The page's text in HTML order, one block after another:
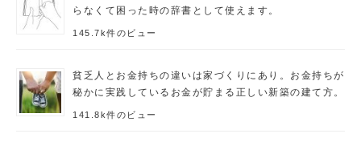
らなくて困った時の辞書として使えます。
145.7k件のビュー
貧乏人とお金持ちの違いは家づくりにあり。お金持ちが
秘かに実践しているお金が貯まる正しい新築の建て方。
141.8k件のビュー